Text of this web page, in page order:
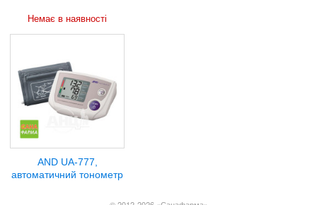
Немає в наявності
AND UA-777,
автоматичний тонометр